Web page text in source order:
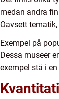
medan andra
Oavsett
Exempel på
Dessa museer
exempel stå i